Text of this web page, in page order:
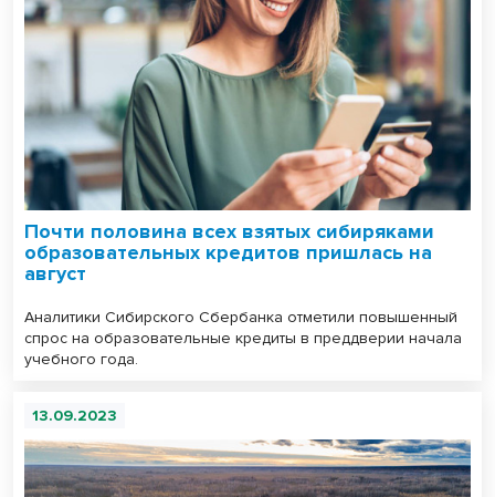
Почти половина всех взятых сибиряками
образовательных кредитов пришлась на
август
Аналитики Сибирского Сбербанка отметили повышенный
спрос на образовательные кредиты в преддверии начала
учебного года.
13.09.2023